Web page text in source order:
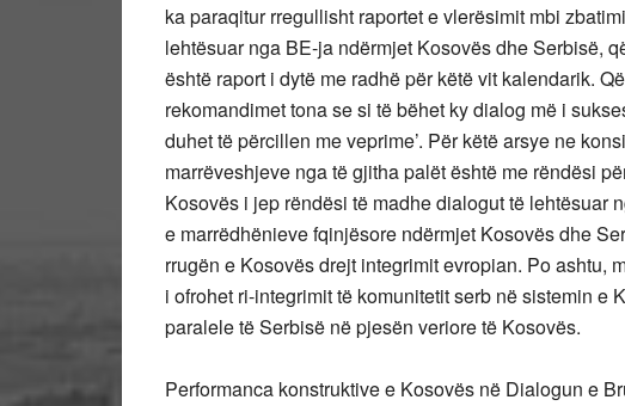
ka paraqitur rregullisht raportet e vlerësimit mbi
lehtësuar nga BE-ja ndërmjet Kosovës dhe Serbisë,
është raport i dytë me radhë për këtë vit kalendarik.
rekomandimet tona se si të bëhet ky dialog më i
duhet të përcillen me veprime’. Për këtë arsye ne
marrëveshjeve nga të gjitha palët është me rëndësi
Kosovës i jep rëndësi të madhe dialogut të lehtësuar
e marrëdhënieve fqinjësore ndërmjet Kosovës dhe
rrugën e Kosovës drejt integrimit evropian. Po ashtu,
i ofrohet ri-integrimit të komunitetit serb në sistemin e
paralele të Serbisë në pjesën veriore të Kosovës.
Performanca konstruktive e Kosovës në Dialogun e